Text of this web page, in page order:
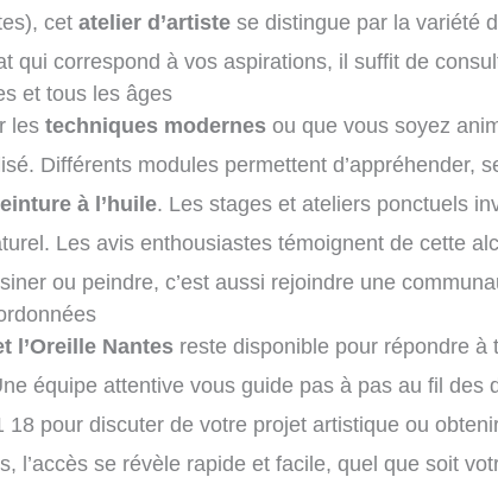
cet atelier d’artiste se distingue par la variété
qui correspond à vos aspirations, il suffit de
et tous les âges
les techniques modernes ou que vous soyez
Différents modules permettent d’appréhender,
à l’huile. Les stages et ateliers ponctuels
Les avis enthousiastes témoignent de cette
ou peindre, c’est aussi rejoindre une
l’Oreille Nantes reste disponible pour répondre
équipe attentive vous guide pas à pas au fil
pour discuter de votre projet artistique ou
l’accès se révèle rapide et facile, quel que soit